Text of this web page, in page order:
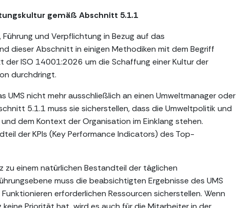
gemäß Abschnitt 5.1.1
und Verpflichtung in Bezug auf das
dieser Abschnitt in einigen Methodiken mit dem Begriff
ISO 14001:2026 um die Schaffung einer Kultur der
durchdringt.
nicht mehr ausschließlich an einen Umweltmanager oder
5.1.1 muss sie sicherstellen, dass die Umweltpolitik und
dem Kontext der Organisation im Einklang stehen.
der KPIs (Key Performance Indicators) des Top-
einem natürlichen Bestandteil der täglichen
muss die beabsichtigten Ergebnisse des UMS
erforderlichen Ressourcen sicherstellen. Wenn